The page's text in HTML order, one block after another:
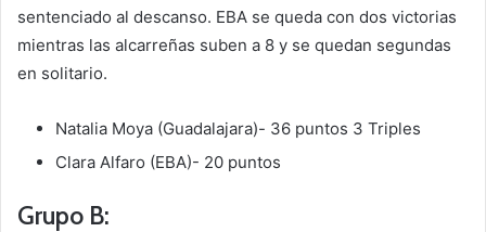
sentenciado al descanso. EBA se queda con dos victorias
mientras las alcarreñas suben a 8 y se quedan segundas
en solitario.
Natalia Moya (Guadalajara)- 36 puntos 3 Triples
Clara Alfaro (EBA)- 20 puntos
Grupo B: